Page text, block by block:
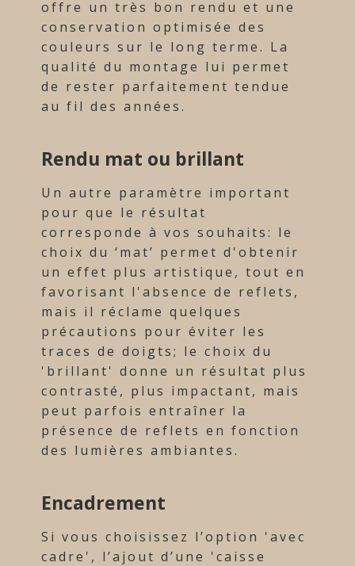
offre un très bon rendu et une
conservation optimisée des
couleurs sur le long terme. La
qualité du montage lui permet
de rester parfaitement tendue
au fil des années.
Rendu mat ou brillant
Un autre paramètre important
pour que le résultat
corresponde à vos souhaits: le
choix du ‘mat’ permet d'obtenir
un effet plus artistique, tout en
favorisant l'absence de reflets,
mais il réclame quelques
précautions pour éviter les
traces de doigts; le choix du
'brillant' donne un résultat plus
contrasté, plus impactant, mais
peut parfois entraîner la
présence de reflets en fonction
des lumières ambiantes.
Encadrement
Si vous choisissez l’option 'avec
cadre', l’ajout d’une 'caisse